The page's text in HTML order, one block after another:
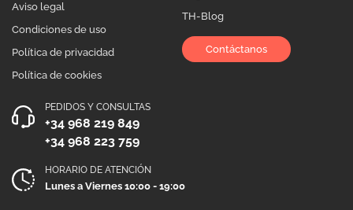
Aviso legal
Condiciones de uso
Política de privacidad
Política de cookies
TH-Blog
Contáctanos
PEDIDOS Y CONSULTAS
+34 968 219 849
+34 968 223 759
HORARIO DE ATENCIÓN
Lunes a Viernes 10:00 - 19:00